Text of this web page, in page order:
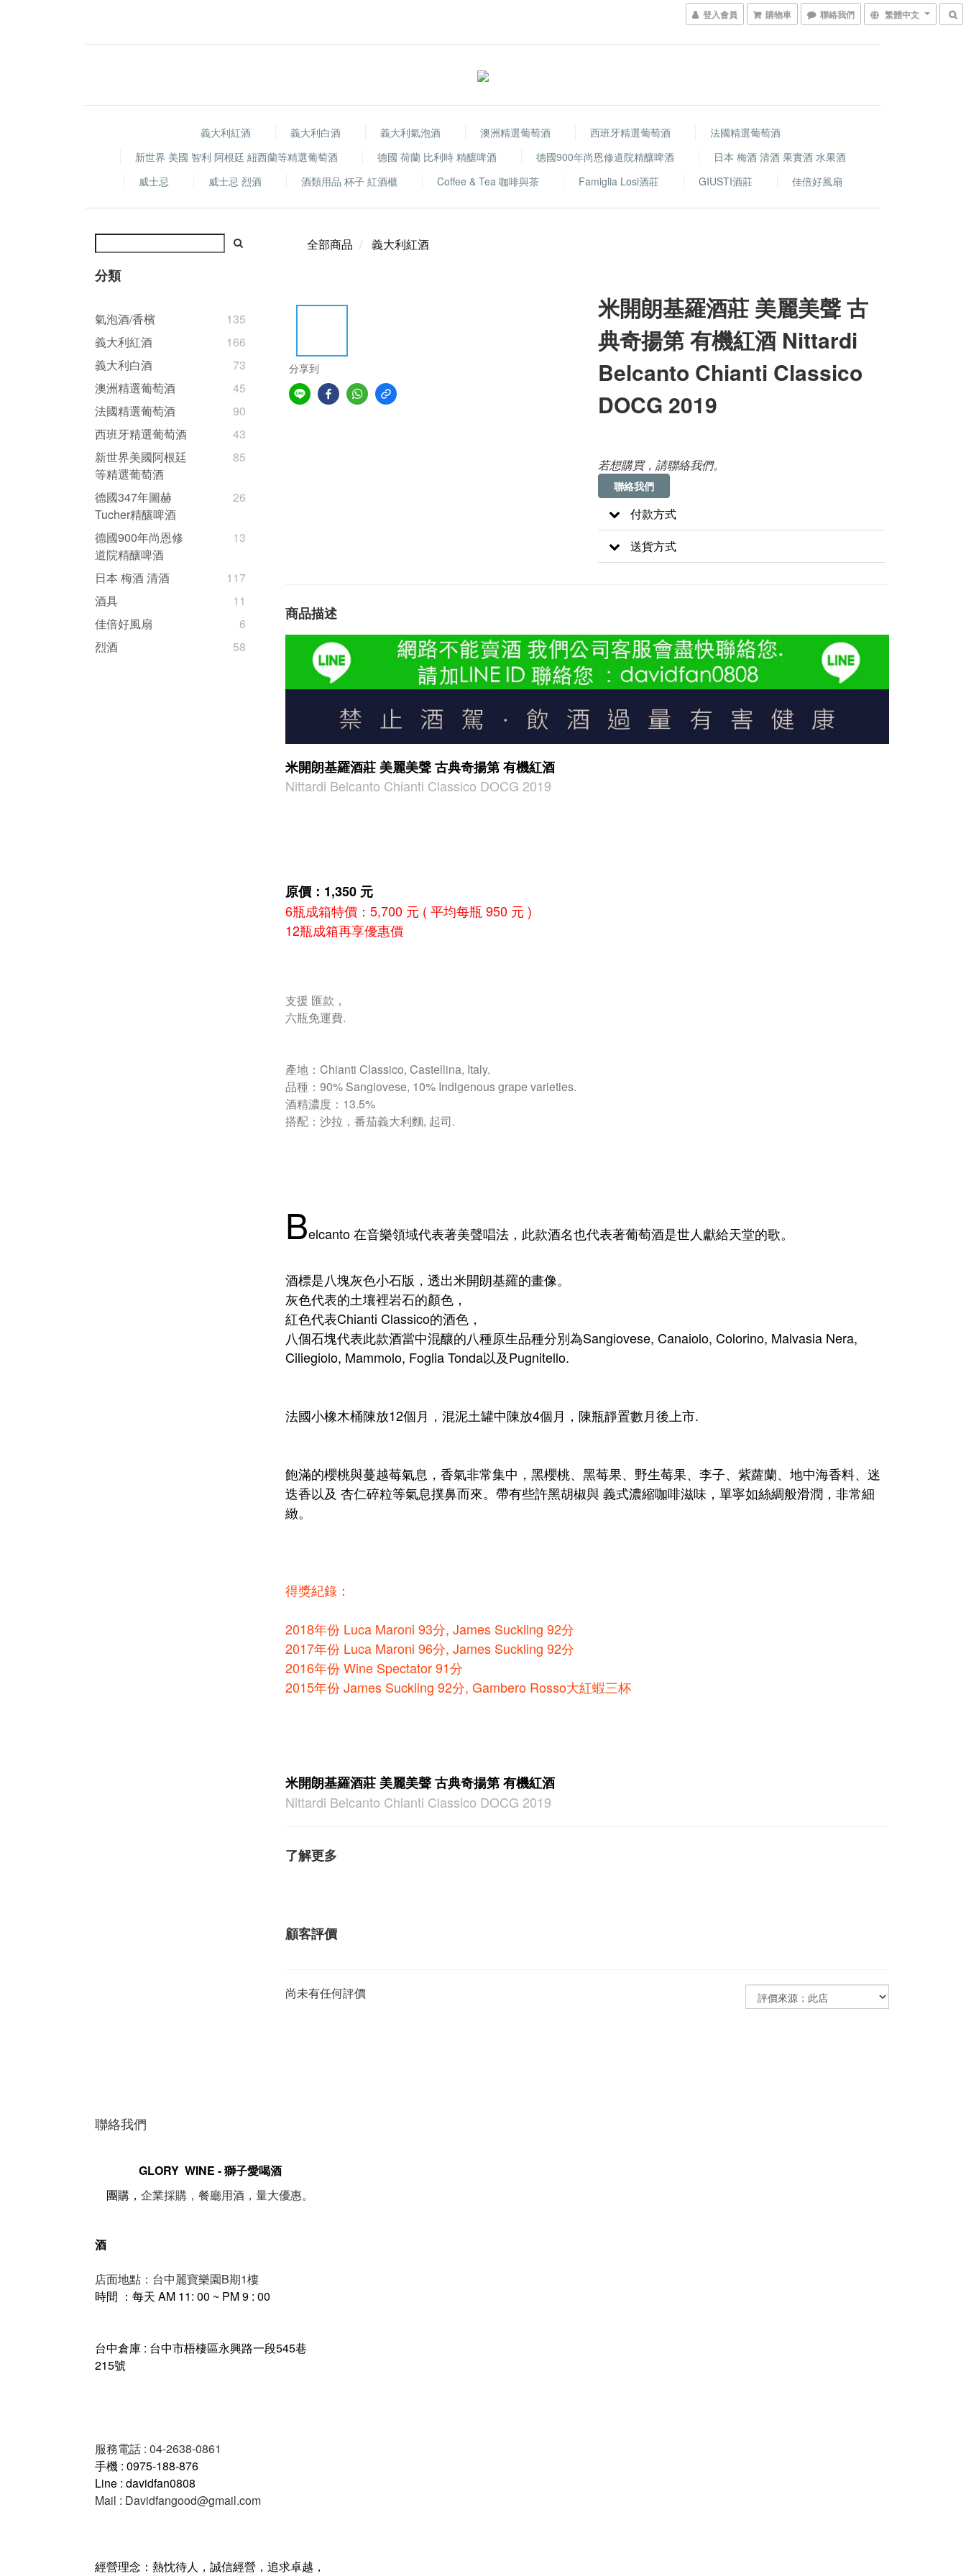
登入會員 購物車 聯絡我們 繁體中文
義大利紅酒 義大利白酒 義大利氣泡酒 澳洲精選葡萄酒 西班牙精選葡萄酒
法國精選葡萄酒
新世界 美國 智利 阿根廷 紐西蘭等精選葡萄酒
德國 荷蘭 比利時 精釀啤酒 德國900年尚恩修道院精釀啤酒
日本 梅酒 清酒 果實酒 水果酒
威士忌
威士忌 烈酒 酒類用品 杯子 紅酒櫃 Coffee & Tea 咖啡與茶 Famiglia Losi酒莊 GIUSTI酒莊 佳倍好風扇
分類
氣泡酒/香檳
135
義大利紅酒
166
義大利白酒
73
澳洲精選葡萄酒
45
法國精選葡萄酒
90
西班牙精選葡萄酒
43
新世界美國阿根廷
等精選葡萄酒
85
德國347年圖赫
Tucher精釀啤酒
26
德國900年尚恩修
道院精釀啤酒
13
日本 梅酒 清酒
117
酒具
11
佳倍好風扇
6
烈酒
58
全部商品 義大利紅酒
分享到
米開朗基羅酒莊 美麗美聲 古
典奇揚第 有機紅酒 Nittardi
Belcanto Chianti Classico
DOCG 2019
若想購買，請聯絡我們。
聯絡我們
付款方式
送貨方式
商品描述
米開朗基羅酒莊 美麗美聲 古典奇揚第 有機紅酒
Nittardi Belcanto Chianti Classico DOCG 2019
原價：1,350 元
6瓶成箱特價：5,700 元 ( 平均每瓶 950 元 )
12瓶成箱再享優惠價
支援 匯款，
六瓶免運費.
產地：Chianti Classico, Castellina, Italy.
品種：90% Sangiovese, 10% Indigenous grape varieties.
酒精濃度：13.5%
搭配：沙拉，番茄義大利麵, 起司.
Belcanto 在音樂領域代表著美聲唱法，此款酒名也代表著葡萄酒是世人獻給天堂的歌。
酒標是八塊灰色小石版，透出米開朗基羅的畫像。
灰色代表的土壤裡岩石的顏色，
紅色代表Chianti Classico的酒色，
八個石塊代表此款酒當中混釀的八種原生品種分別為Sangiovese, Canaiolo, Colorino, Malvasia Nera,
Ciliegiolo, Mammolo, Foglia Tonda以及Pugnitello.
法國小橡木桶陳放12個月，混泥土罐中陳放4個月，陳瓶靜置數月後上市.
飽滿的櫻桃與蔓越莓氣息，香氣非常集中，黑櫻桃、黑莓果、野生莓果、李子、紫蘿蘭、地中海香料、迷
迭香以及 杏仁碎粒等氣息撲鼻而來。帶有些許黑胡椒與 義式濃縮咖啡滋味，單寧如絲綢般滑潤，非常細
緻。
得獎紀錄：
2018年份 Luca Maroni 93分, James Suckling 92分
2017年份 Luca Maroni 96分, James Suckling 92分
2016年份 Wine Spectator 91分
2015年份James Suckling 92分, Gambero Rosso大紅蝦三杯
米開朗基羅酒莊 美麗美聲 古典奇揚第 有機紅酒
Nittardi Belcanto Chianti Classico DOCG 2019
了解更多
顧客評價
尚未有任何評價
聯絡我們
GLORY WINE - 獅子愛喝酒
團購， 企業採購，餐廳用酒，量大優惠。
酒
店面地點：台中麗寶樂園B期1樓
時間 ：每天 AM 11: 00 ~ PM 9 : 00
台中倉庫 : 台中市梧棲區永興路一段545巷
215號
服務電話 : 04-2638-0861
手機 : 0975-188-876
Line : davidfan0808
Mail : Davidfangood@gmail.com
經營理念：熱忱待人，誠信經營，追求卓越，